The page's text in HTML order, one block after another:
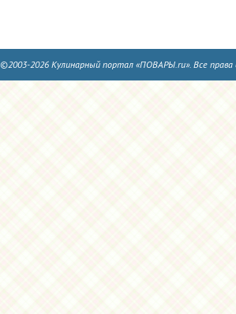
©2003-2026 Кулинарный портал «ПОВАРЫ.ru». Все права